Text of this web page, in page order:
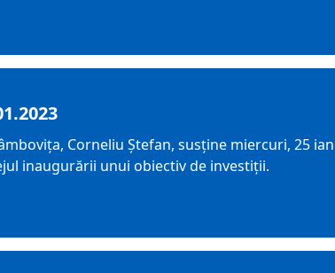
Corneliu Ștefan, susține miercuri, 25
inaugurării unui obiectiv de investiții.